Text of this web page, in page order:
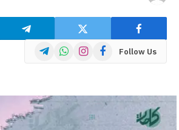
Follow Us
Facebook
Instagram
WhatsApp
Telegram